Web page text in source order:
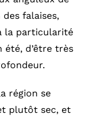
falaises,
la particularité
été, d’être très
région se
plutôt sec, et